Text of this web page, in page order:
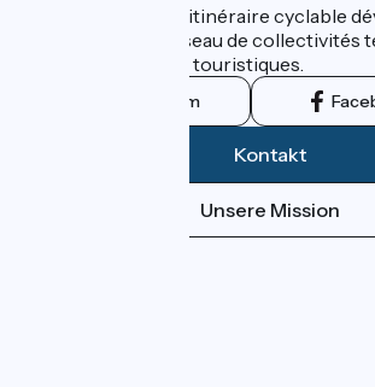
ViaRhôna est un itinéraire cyclable
promu par un réseau de collectivités
leurs institutions touristiques.
Instagram
Kontakt
Unsere Mission